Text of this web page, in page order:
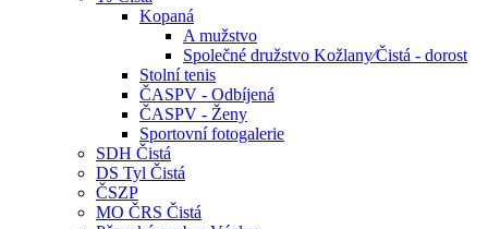
Kopaná
A mužstvo
Společné družstvo Kožlany⁄Čistá - dorost
Stolní tenis
ČASPV - Odbíjená
ČASPV - Ženy
Sportovní fotogalerie
SDH Čistá
DS Tyl Čistá
ČSZP
MO ČRS Čistá